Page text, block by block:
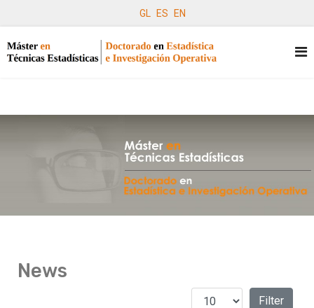
GL ES EN
News
Display # Filter